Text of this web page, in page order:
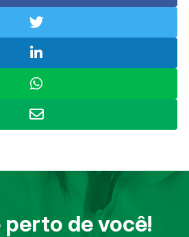
de você!